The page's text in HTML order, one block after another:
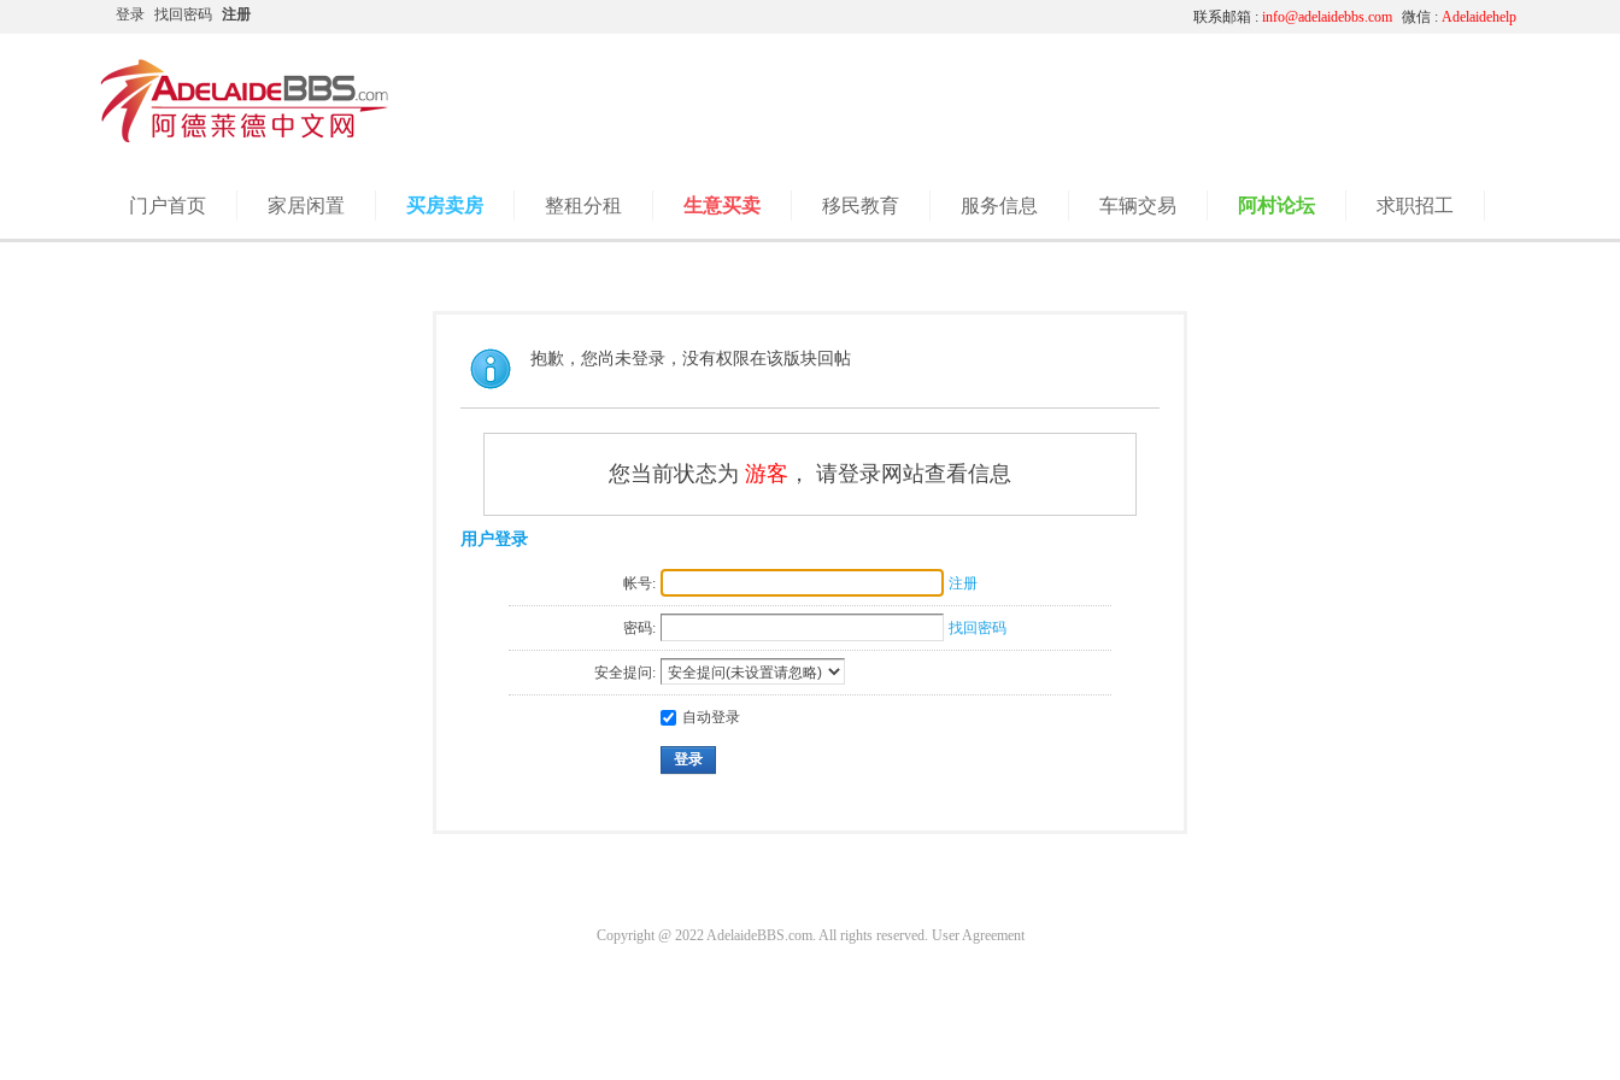
登录 找回密码 注册 微信 : Adelaidehelp
联系邮箱 : info@adelaidebbs.com
门户首页 家居闲置 买房卖房 整租分租 生意买卖 移民教育 服务信息 车辆交易 阿村论坛 求职招工
抱歉，您尚未登录，没有权限在该版块回帖
您当前状态为 游客 ， 请登录网站查看信息
用户登录
帐号: 注册
密码: 找回密码
安全提问:
自动登录
登录
Copyright @ 2022 AdelaideBBS.com. All rights reserved. User Agreement